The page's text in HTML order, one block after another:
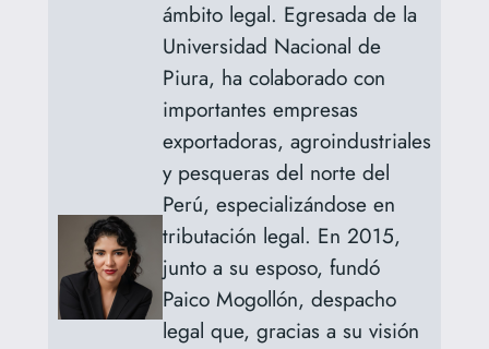
ámbito legal. Egresada de la
Universidad Nacional de
Piura, ha colaborado con
importantes empresas
exportadoras, agroindustriales
y pesqueras del norte del
Perú, especializándose en
tributación legal. En 2015,
junto a su esposo, fundó
Paico Mogollón, despacho
legal que, gracias a su visión